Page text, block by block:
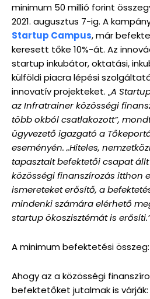
minimum 50 millió forint
2021. augusztus 7-ig. A
Startup Campus, már
keresett tőke 10%-át. Az
startup inkubátor, oktatási,
külföldi piacra lépési
innovatív projekteket. „A
az Infratrainer közösségi
több okból csatlakozott”,
ügyvezető igazgató a
eseményén. „Hiteles,
tapasztalt befektetői csapat állt
közösségi finanszírozás itthon
ismereteket erősítő, a
mindenki számára elérhető
startup ökoszisztémát is
A minimum befektetési
Ahogy az a közösségi
befektetőket jutalmak is várják: